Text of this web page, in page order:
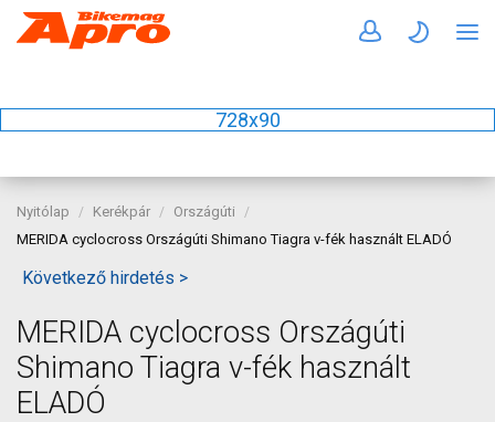
728x90
Nyitólap Kerékpár
Országúti
MERIDA cyclocross Országúti Shimano Tiagra v-fék használt ELADÓ
Következő hirdetés >
MERIDA cyclocross Országúti
Shimano Tiagra v-fék használt
ELADÓ